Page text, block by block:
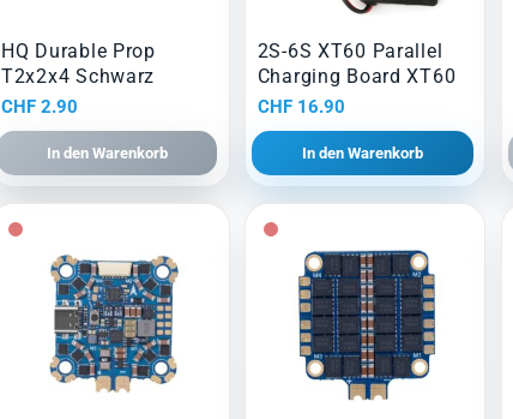
HQ Durable Prop
T2x2x4 Schwarz
CHF 2.90
In den Warenkorb
2S-6S XT60 Parallel
Charging Board XT60
CHF16.90
In den Warenkorb